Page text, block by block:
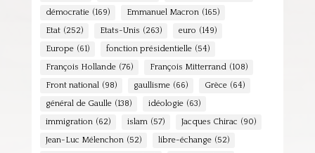
démocratie (169) Emmanuel Macron (165)
Etat (252) Etats-Unis (263) euro (149)
Europe (61) fonction présidentielle (54)
François Hollande (76) François Mitterrand (108)
Front national (98) gaullisme (66) Grèce (64)
général de Gaulle (138) idéologie (63)
immigration (62) islam (57) Jacques Chirac (90)
Jean-Luc Mélenchon (52) libre-échange (52)